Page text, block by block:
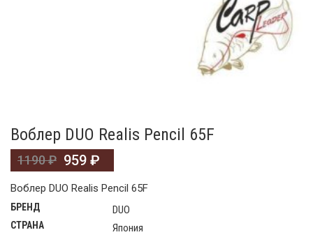
Воблер DUO Realis Pencil 65F
1190₽ 959 ₽
Воблер DUO Realis Pencil 65F
БРЕНД DUO
СТРАНА Япония